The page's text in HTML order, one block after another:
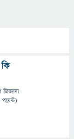
জিজ্ঞাসা
পয়েন্ট)